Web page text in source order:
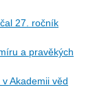
27. ročník
a pravěkých
Akademii věd